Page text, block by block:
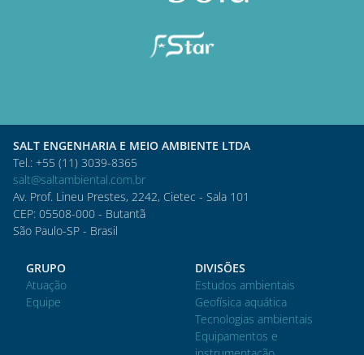
SALT ENGENHARIA E MEIO AMBIENTE LTDA
Tel.: +55 (11) 3039-8365
salt@saltambiental.com.br
Av. Prof. Lineu Prestes, 2242, Cietec - Sala 101
CEP: 05508-000 - Butantã
São Paulo-SP - Brasil
GRUPO
Atuação
Equipe
DIVISÕES
Estudos ambientais
Geofísica aquática
Tecnologias ambientais
Equipamentos e